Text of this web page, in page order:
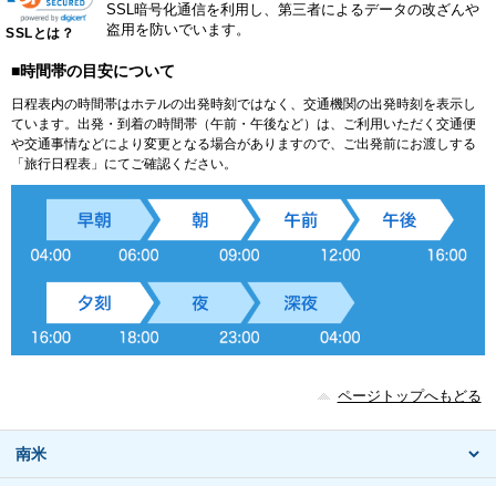
SSLとは？
SSL暗号化通信を利用し、第三者によるデータの改ざんや
盗用を防いでいます。
■時間帯の目安について
日程表内の時間帯はホテルの出発時刻ではなく、交通機関の出発時刻を表示し
ています。出発・到着の時間帯（午前・午後など）は、ご利用いただく交通便
や交通事情などにより変更となる場合がありますので、ご出発前にお渡しする
「旅行日程表」にてご確認ください。
ページトップへもどる
南米